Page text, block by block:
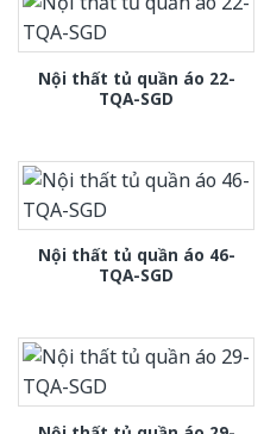
Nội thất tủ quần áo 22-
TQA-SGD
Nội thất tủ quần áo 46-
TQA-SGD